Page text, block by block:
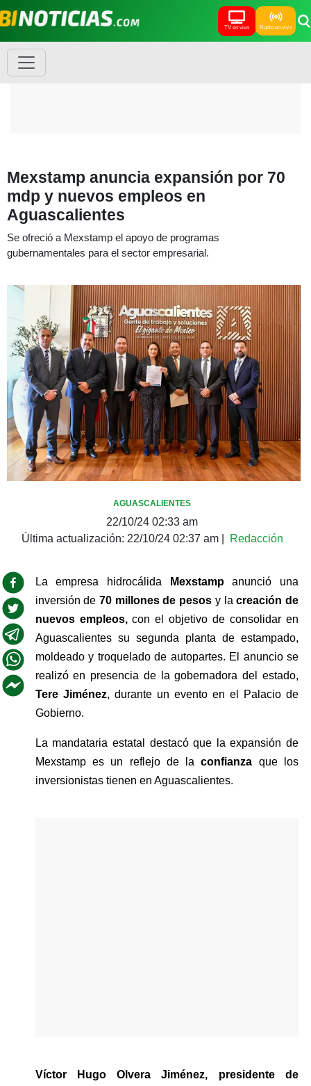
TV en vivo Radio en vivo
Mexstamp anuncia expansión por 70
mdp y nuevos empleos en
Aguascalientes
Se ofreció a Mexstamp el apoyo de programas
gubernamentales para el sector empresarial.
AGUASCALIENTES
22/10/24 02:33 am
Última actualización: 22/10/24 02:37 am| Redacción
La empresa hidrocálida Mexstamp anunció una
inversión de 70 millones de pesos y la creación de
nuevos empleos, con el objetivo de consolidar en
Aguascalientes su segunda planta de estampado,
moldeado y troquelado de autopartes. El anuncio se
Tere Jiménez, durante un evento en el Palacio de
Gobierno.
La mandataria estatal destacó que la expansión de
Mexstamp es un reflejo de la confianza que los
inversionistas tienen en Aguascalientes.
Víctor Hugo Olvera Jiménez, presidente de